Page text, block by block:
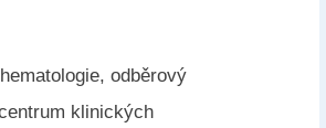
odběrový
klinických